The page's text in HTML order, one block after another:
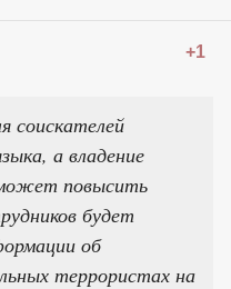
+1
соискателей
а владение
повысить
будет
об
террористах на